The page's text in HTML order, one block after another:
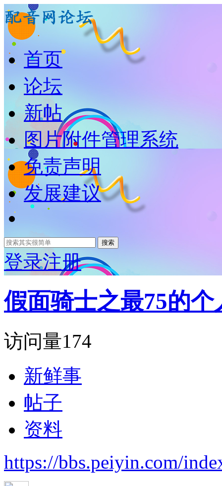
首页
论坛
新帖
图片附件管理系统
免责声明
发展建议
搜索
登录注册
假面骑士之最75的个
访问量174
新鲜事
帖子
资料
https://bbs.peiyin.com/